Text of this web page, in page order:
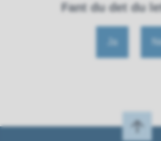
Fant du det du
Ja